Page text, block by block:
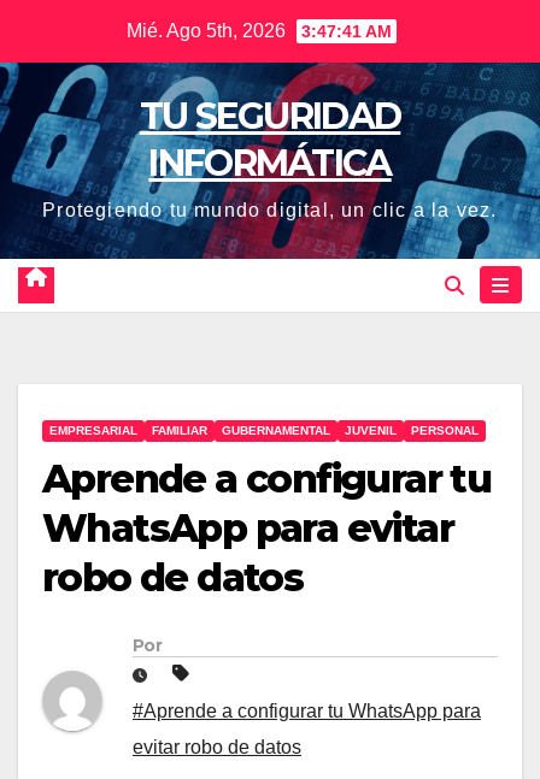
contenido
Mié. Ago 5th, 2026 3:47:42 AM
TU SEGURIDAD
INFORMÁTICA
Protegiendo tu mundo digital, un clic a la vez.
EMPRESARIAL FAMILIAR GUBERNAMENTAL JUVENIL PERSONAL
Aprende a configurar tu
WhatsApp para evitar
robo de datos
Por
#Aprende a configurar tu WhatsApp para
evitar robo de datos